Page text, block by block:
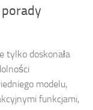
tylko doskonała
modelu,
funkcjami,